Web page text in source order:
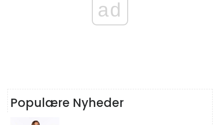
ad
Populære Nyheder